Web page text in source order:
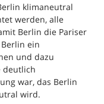
klimaneutral
werden, alle
Berlin die Pariser
ein
und dazu
deutlich
war, das Berlin
wird.